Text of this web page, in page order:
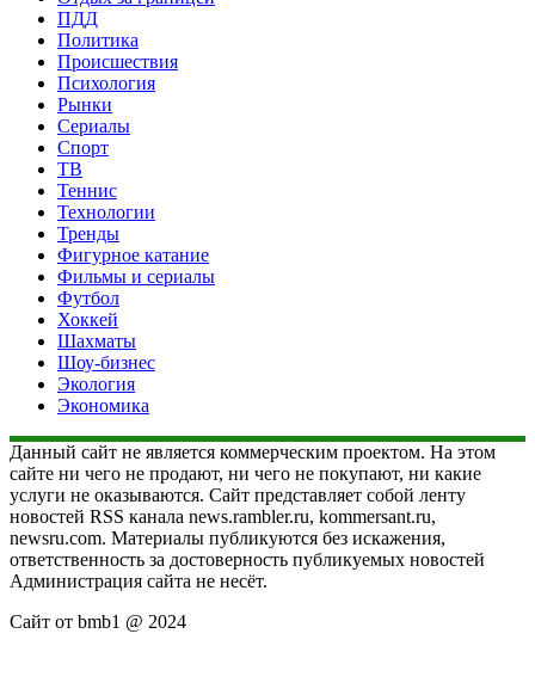
ПДД
Политика
Происшествия
Психология
Рынки
Сериалы
Спорт
ТВ
Теннис
Технологии
Тренды
Фигурное катание
Фильмы и сериалы
Футбол
Хоккей
Шахматы
Шоу-бизнес
Экология
Экономика
Данный сайт не является коммерческим проектом. На этом
сайте ни чего не продают, ни чего не покупают, ни какие
услуги не оказываются. Сайт представляет собой ленту
новостей RSS канала news.rambler.ru, kommersant.ru,
newsru.com. Материалы публикуются без искажения,
ответственность за достоверность публикуемых новостей
Администрация сайта не несёт.
Сайт от bmb1 @ 2024